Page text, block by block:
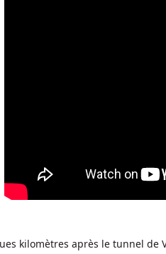
kilomètres après le tunnel de